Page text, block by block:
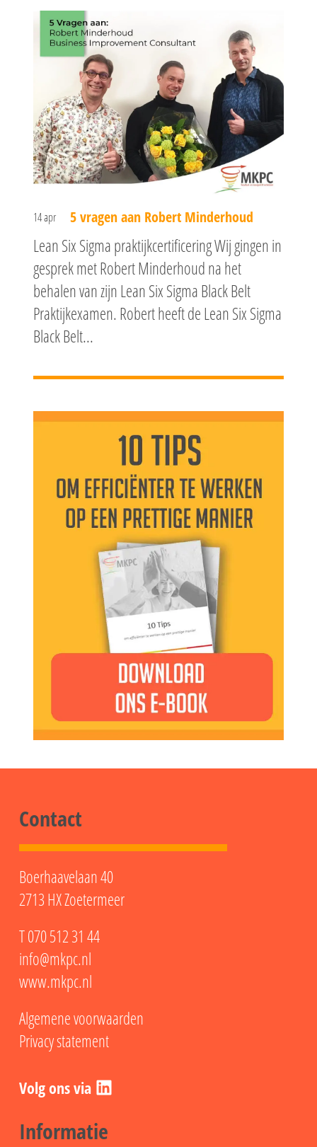
14 apr 5 vragen aan Robert Minderhoud
Lean Six Sigma praktijkcertificering Wij gingen in
gesprek met Robert Minderhoud na het
behalen van zijn Lean Six Sigma Black Belt
Praktijkexamen. Robert heeft de Lean Six Sigma
Black Belt...
Contact
Boerhaavelaan 40
2713 HX Zoetermeer
T070 512 31 44
info@mkpc.nl
www.mkpc.nl
Algemene voorwaarden
Privacy statement
Informatie
Zelfstudie
Online
Klassikale
Zelfstudie
Online